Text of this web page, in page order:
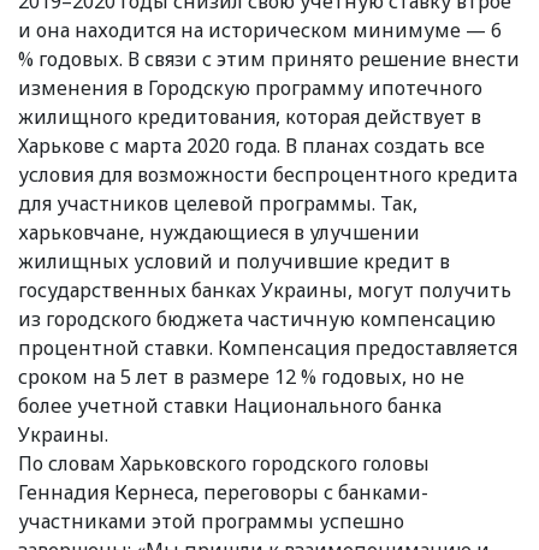
и она находится на историческом минимуме — 6
% годовых. В связи с этим принято решение внести
изменения в Городскую программу ипотечного
жилищного кредитования, которая действует в
Харькове с марта 2020 года. В планах создать все
условия для возможности беспроцентного кредита
для участников целевой программы. Так,
харьковчане, нуждающиеся в улучшении
жилищных условий и получившие кредит в
государственных банках Украины, могут получить
из городского бюджета частичную компенсацию
процентной ставки. Компенсация предоставляется
сроком на 5 лет в размере 12 % годовых, но не
более учетной ставки Национального банка
Украины.
По словам Харьковского городского головы
Геннадия Кернеса, переговоры с банками-
участниками этой программы успешно